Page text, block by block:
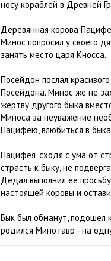
носу кораблей в Древней
Деревянная корова
Минос попросил у своего
занять место царя Кносса.
Посейдон послал
Посейдона. Минос же не
жертву другого быка
Миноса за неуважение
Пацифею, влюбиться в
Пацифея, сходя с ума от
страсть к быку, не
Дедал выполнил ее
настоящей коровы и
Бык был обманут, подошел
родился Минотавр - на